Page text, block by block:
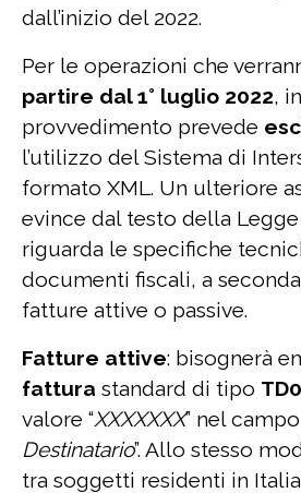
dall’inizio del 2022.
Per le operazioni che
partire dal 1° luglio 2022,
provvedimento prevede
l’utilizzo del Sistema di
formato XML. Un ulteriore
evince dal testo della
riguarda le specifiche
documenti fiscali, a
fatture attive o passive.
Fatture attive: bisognerà
fattura standard di tipo
valore “XXXXXXX” nel campo
Destinatario”. Allo stesso
tra soggetti residenti in